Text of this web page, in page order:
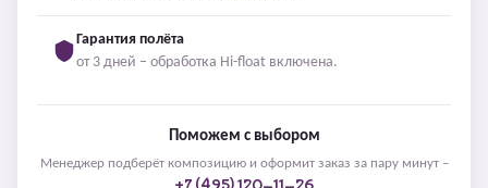
Гарантия полёта
от 3 дней – обработка Hi-float включена.
Поможем с выбором
Менеджер подберёт композицию и оформит заказ за пару минут –